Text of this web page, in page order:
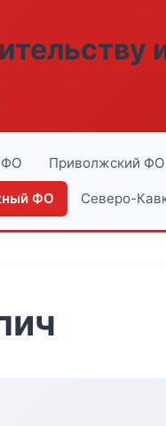
ФО Приволжский ФО
ФО Северо-